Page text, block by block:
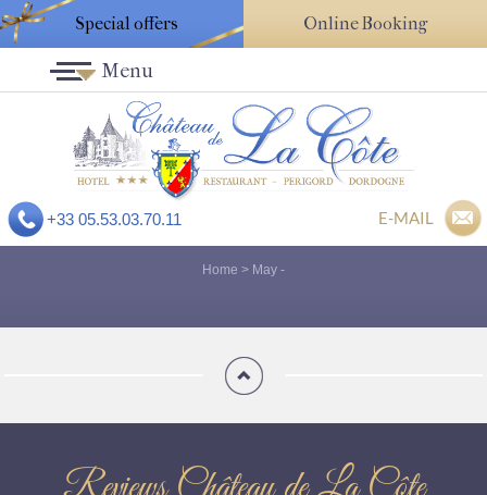
Special offers Online Booking
+33 05.53.03.70.11 E-MAIL
Menu
Home > May -